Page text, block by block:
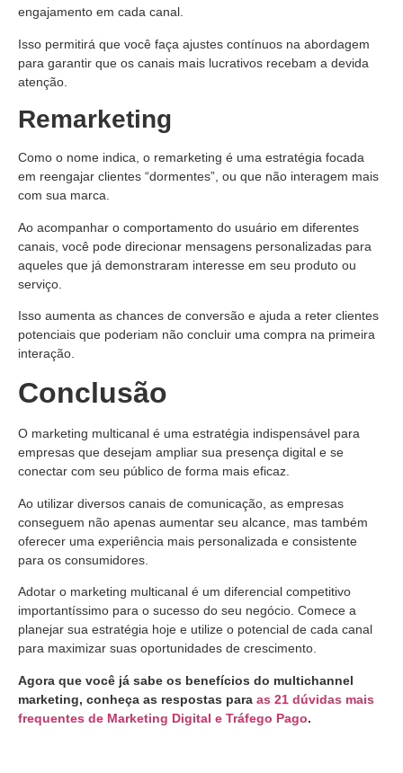
engajamento em cada canal.
Isso permitirá que você faça ajustes contínuos na abordagem
para garantir que os canais mais lucrativos recebam a devida
atenção.
Remarketing
Como o nome indica, o remarketing é uma estratégia focada
em reengajar clientes “dormentes”, ou que não interagem mais
com sua marca.
Ao acompanhar o comportamento do usuário em diferentes
canais, você pode direcionar mensagens personalizadas para
aqueles que já demonstraram interesse em seu produto ou
serviço.
Isso aumenta as chances de conversão e ajuda a reter clientes
potenciais que poderiam não concluir uma compra na primeira
interação.
Conclusão
O marketing multicanal é uma estratégia indispensável para
empresas que desejam ampliar sua presença digital e se
conectar com seu público de forma mais eficaz.
Ao utilizar diversos canais de comunicação, as empresas
conseguem não apenas aumentar seu alcance, mas também
oferecer uma experiência mais personalizada e consistente
para os consumidores.
Adotar o marketing multicanal é um diferencial competitivo
importantíssimo para o sucesso do seu negócio. Comece a
planejar sua estratégia hoje e utilize o potencial de cada canal
para maximizar suas oportunidades de crescimento.
Agora que você já sabe os benefícios do multichannel
marketing, conheça as respostas para as 21 dúvidas mais
frequentes de Marketing Digital e Tráfego Pago.